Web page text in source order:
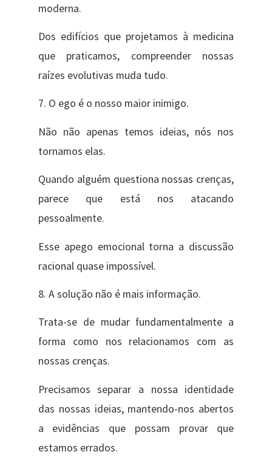
moderna.
Dos edifícios que projetamos à medicina
que praticamos, compreender nossas
raízes evolutivas muda tudo.
7. O ego é o nosso maior inimigo.
Não não apenas temos ideias, nós nos
tornamos elas.
Quando alguém questiona nossas crenças,
parece que está nos atacando
pessoalmente.
Esse apego emocional torna a discussão
racional quase impossível.
8. A solução não é mais informação.
Trata-se de mudar fundamentalmente a
forma como nos relacionamos com as
nossas crenças.
Precisamos separar a nossa identidade
das nossas ideias, mantendo-nos abertos
a evidências que possam provar que
estamos errados.